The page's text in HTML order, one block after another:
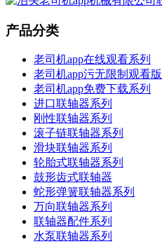
产品分类
老司机app在线观看系列
老司机app污无限制观看
老司机app免费下载系列
进口联轴器系列
刚性联轴器系列
滚子链联轴器系列
滑块联轴器系列
轮胎式联轴器系列
鼓形齿式联轴器
蛇形弹簧联轴器系列
万向联轴器系列
联轴器配件系列
水泵联轴器系列